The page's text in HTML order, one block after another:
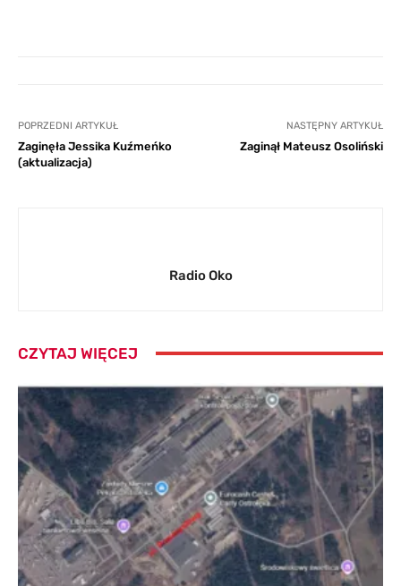
POPRZEDNI ARTYKUŁ
Zaginęła Jessika Kuźmeńko
(aktualizacja)
NASTĘPNY ARTYKUŁ
Zaginął Mateusz Osoliński
Radio Oko
CZYTAJ WIĘCEJ